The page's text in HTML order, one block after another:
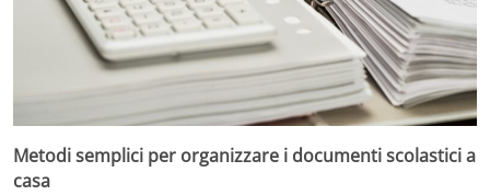
Metodi semplici per organizzare i documenti scolastici a
casa